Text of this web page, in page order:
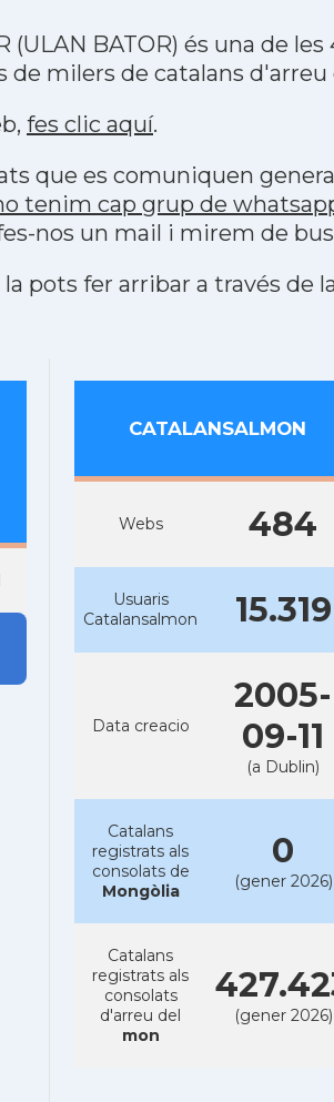
(ULAN BATOR) és una de
de milers de catalans d'arreu
fes clic aquí.
que es comuniquen
tenim cap grup de
nos un mail i mirem de
pots fer arribar a través de
CATALANSALMON
Webs 484
Usuaris
Catalansalmon
15.319
Data creacio
2005-
09-11
(a Dublin)
Catalans
registrats als
consolats de
Mongòlia
0
(gener 2026)
Catalans
registrats als
consolats
d'arreu del
mon
(gener 2026)